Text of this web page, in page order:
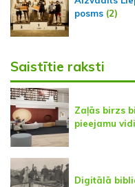
posms (2)
Saistītie raksti
Zaļās birzs
pieejamu vidi
Digitālā